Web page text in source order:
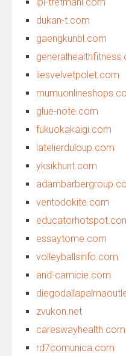
ipl-tretmani.com
dukan-t.com
gaengkunbl.com
liesvelvetpolet.com
glue-note.com
fukuokakaigi.com
latelierduloup.com
yksikhunt.com
ventodokite.com
essaytome.com
volleyballsinfo.com
and-camicie.com
zvukon.net
careswayhealth.com
rd7comunica.com